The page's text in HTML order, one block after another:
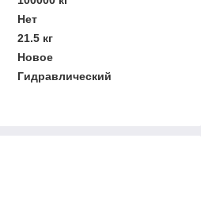
Нет
21.5 кг
Новое
Гидравлический